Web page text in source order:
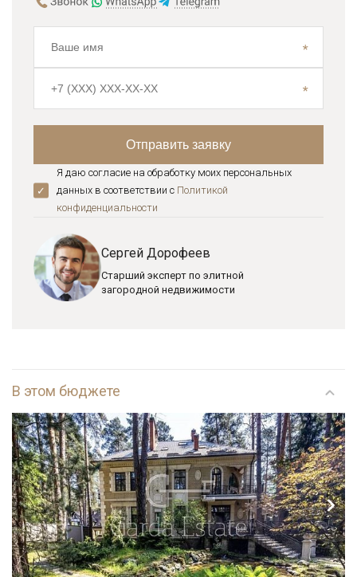
Я даю согласие на обработку моих персональных
данных в соответствии с Политикой
конфиденциальноcти
Сергей Дорофеев
Старший эксперт по элитной
загородной недвижимости
В этом бюджете